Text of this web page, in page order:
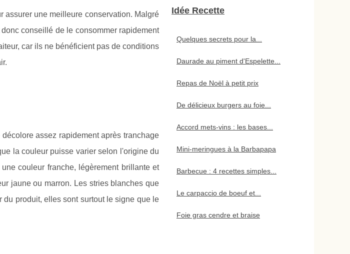
assurer une meilleure conservation. Malgré
conseillé de le consommer rapidement
car ils ne bénéficient pas de conditions
assez rapidement après tranchage
la couleur puisse varier selon l'origine du
couleur franche, légèrement brillante et
jaune ou marron. Les stries blanches que
du produit, elles sont surtout le signe que le
Idée Recette
Quelques secrets pour la...
Daurade au piment d'Espelette...
Repas de Noël à petit prix
De délicieux burgers au foie...
Accord mets-vins : les bases...
Mini-meringues à la Barbapapa
Barbecue : 4 recettes simples...
Le carpaccio de boeuf et...
Foie gras cendre et braise